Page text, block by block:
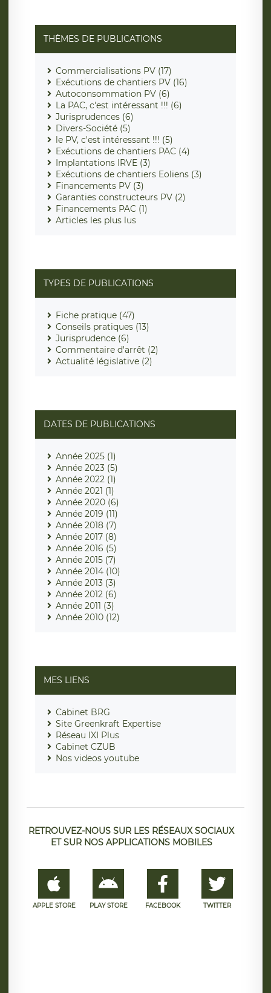
THÈMES DE PUBLICATIONS
Commercialisations PV (17)
Exécutions de chantiers PV (16)
Autoconsommation PV (6)
La PAC, c'est intéressant !!! (6)
Jurisprudences (6)
Divers-Société (5)
le PV, c'est intéressant !!! (5)
Exécutions de chantiers PAC (4)
Implantations IRVE (3)
Exécutions de chantiers Eoliens (3)
Financements PV (3)
Garanties constructeurs PV (2)
Financements PAC (1)
Articles les plus lus
TYPES DE PUBLICATIONS
Fiche pratique (47)
Conseils pratiques (13)
Jurisprudence (6)
Commentaire d'arrêt (2)
Actualité législative (2)
DATES DE PUBLICATIONS
Année 2025 (1)
Année 2023 (5)
Année 2022 (1)
Année 2021 (1)
Année 2020 (6)
Année 2019 (11)
Année 2018 (7)
Année 2017 (8)
Année 2016 (5)
Année 2015 (7)
Année 2014 (10)
Année 2013 (3)
Année 2012 (6)
Année 2011 (3)
Année 2010 (12)
MES LIENS
Cabinet BRG
Site Greenkraft Expertise
Réseau IXI Plus
Cabinet CZUB
Nos videos youtube
RETROUVEZ-NOUS SUR LES RÉSEAUX SOCIAUX
ET SUR NOS APPLICATIONS MOBILES
APPLE STORE PLAY STORE FACEBOOK TWITTER